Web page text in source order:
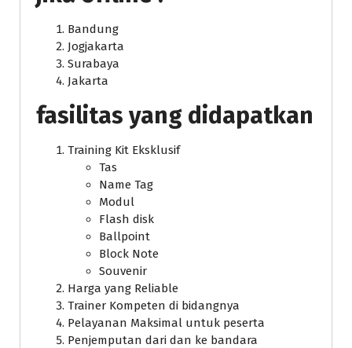
Bandung
Jogjakarta
Surabaya
Jakarta
fasilitas yang didapatkan
Training Kit Eksklusif
Tas
Name Tag
Modul
Flash disk
Ballpoint
Block Note
Souvenir
Harga yang Reliable
Trainer Kompeten di bidangnya
Pelayanan Maksimal untuk peserta
Penjemputan dari dan ke bandara